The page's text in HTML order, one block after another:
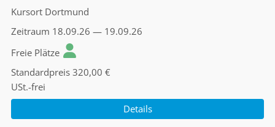
Kursort Dortmund
Zeitraum 18.09.26 — 19.09.26
Freie Plätze
Standardpreis 320,00 €
USt.-frei
Details